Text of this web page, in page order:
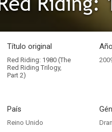
Título original
Red Riding: 1980 (The
Red Riding Trilogy,
Part 2)
Año
País
Reino Unido